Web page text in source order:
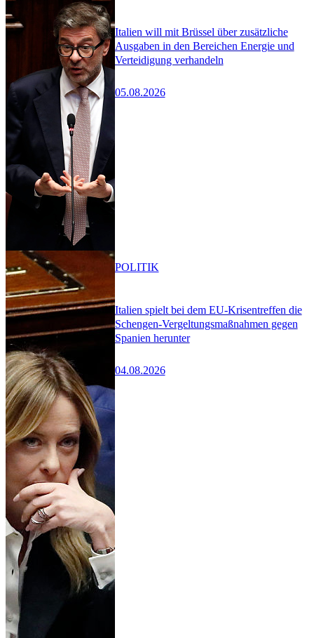
Italien will mit Brüssel über zusätzliche
Ausgaben in den Bereichen Energie und
Verteidigung verhandeln
05.08.2026
Italien spielt bei dem EU-Krisentreffen die
Schengen-Vergeltungsmaßnahmen gegen
Spanien herunter
04.08.2026
POLITIK